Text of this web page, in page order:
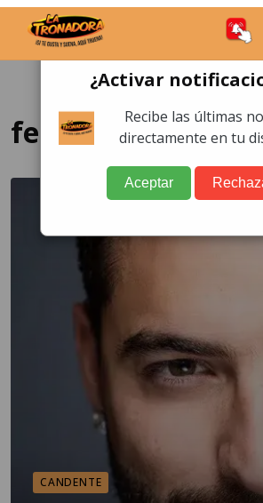
ferxxo
CANDENTE
¿Activar
Recibe las últimas
directamente en tu
Aceptar